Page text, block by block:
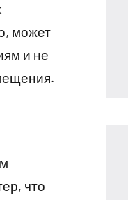
может
и не
что